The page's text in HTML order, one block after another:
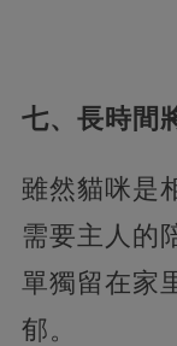
七、長時間
雖然貓咪是
需要主人的
單獨留在家
郁。